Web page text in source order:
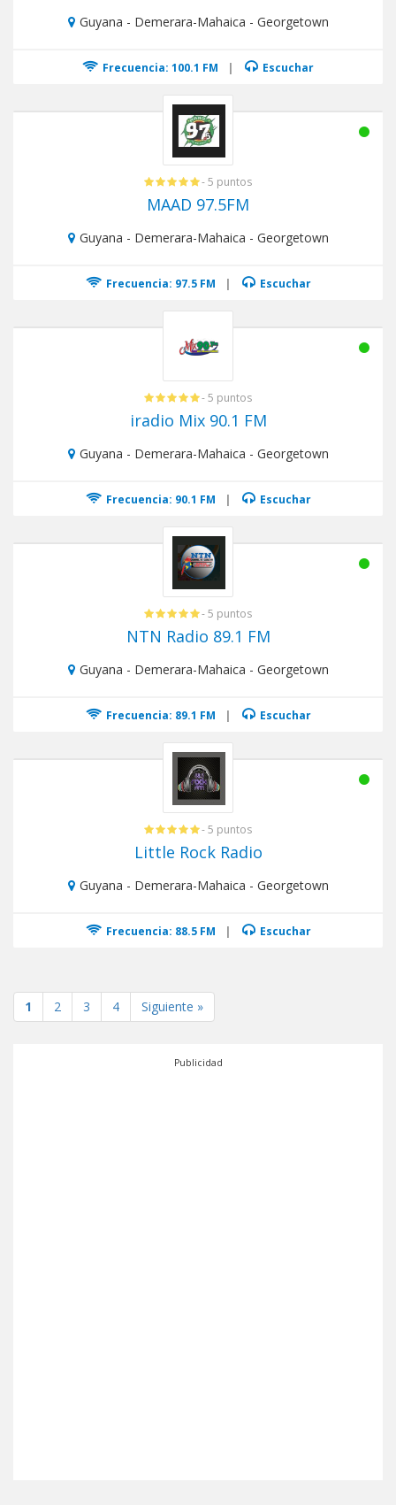
Guyana - Demerara-Mahaica - Georgetown
Frecuencia: 100.1 FM | Escuchar
- 5 puntos
MAAD 97.5FM
Guyana - Demerara-Mahaica - Georgetown
Frecuencia: 97.5 FM | Escuchar
- 5 puntos
iradio Mix 90.1 FM
Guyana - Demerara-Mahaica - Georgetown
Frecuencia: 90.1 FM | Escuchar
- 5 puntos
NTN Radio 89.1 FM
Guyana - Demerara-Mahaica - Georgetown
Frecuencia: 89.1 FM | Escuchar
- 5 puntos
Little Rock Radio
Guyana - Demerara-Mahaica - Georgetown
Frecuencia: 88.5 FM | Escuchar
1 2 3 4 Siguiente »
Publicidad